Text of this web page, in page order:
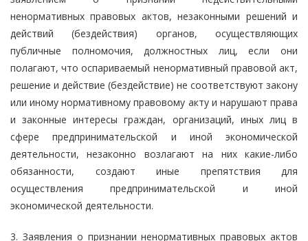
ненормативных правовых актов, незаконными решений и
действий (бездействия) органов, осуществляющих
публичные полномочия, должностных лиц, если они
полагают, что оспариваемый ненормативный правовой акт,
решение и действие (бездействие) не соответствуют закону
или иному нормативному правовому акту и нарушают права
и законные интересы граждан, организаций, иных лиц в
сфере предпринимательской и иной экономической
деятельности, незаконно возлагают на них какие-либо
обязанности, создают иные препятствия для
осуществления предпринимательской и иной
экономической деятельности.
3. Заявления о признании ненормативных правовых актов